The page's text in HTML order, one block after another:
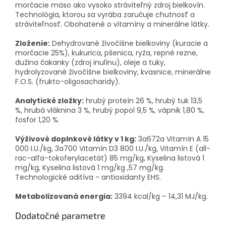
morčacie mäso ako vysoko stráviteľný zdroj bielkovín.
Technológia, ktorou sa vyrába zaručuje chutnosť a
stráviteľnosť. Obohatené o vitamíny a minerálne látky.
Zloženie: Dehydrované živočíšne bielkoviny (kuracie a
morčacie 25%), kukurica, pšenica, ryža, repné rezne,
dužina čakanky (zdroj inulínu), oleje a tuky,
hydrolyzované živočíšne bielkoviny, kvasnice, minerálne
F.O.S. (frukto-oligosacharidy).
Analytické zložky: hrubý proteín 26 %, hrubý tuk 13,5
%, hrubá vláknina 3 %, hrubý popol 9,5 %, vápnik 1,80 %,
fosfor 1,20 %.
Výživové doplnkové látky v 1 kg: 3a672a Vitamín A 15
000 I.U./kg, 3a700 Vitamín D3 800 I.U./kg, Vitamín E (all-
rac-alfa-tokoferylacetát) 85 mg/kg, Kyselina listová 1
mg/kg, Kyselina listová 1 mg/kg ,57 mg/kg.
Technologické aditíva - antioxidanty EHS.
Metabolizovaná energia: 3394 kcal/kg – 14,31 MJ/kg.
Dodatočné parametre